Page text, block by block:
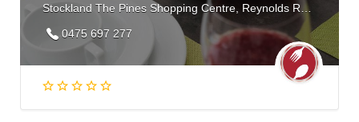
Stockland The Pines Shopping Centre, Reynolds Road, Doncaster East VIC, Australia
0475 697 277